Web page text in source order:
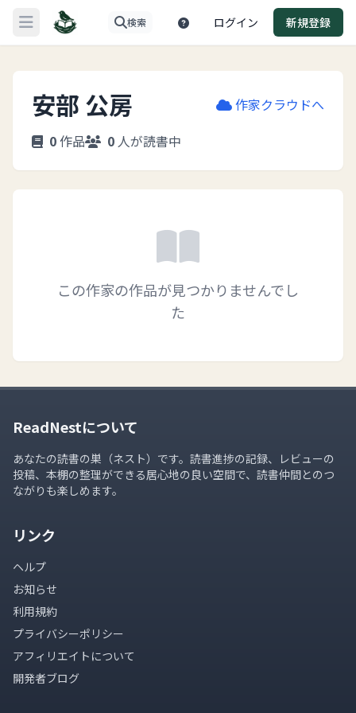
メニューを開く 検索 ログイン 新規登録
安部 公房
作家クラウドへ
0作品 0 人が読書中
この作家の作品が見つかりませんでし
た
ReadNestについて
あなたの読書の巣（ネスト）です。読書進捗の記録、レビューの
投稿、本棚の整理ができる居心地の良い空間で、読書仲間とのつ
ながりも楽しめます。
リンク
ヘルプ
お知らせ
利用規約
プライバシーポリシー
アフィリエイトについて
開発者ブログ